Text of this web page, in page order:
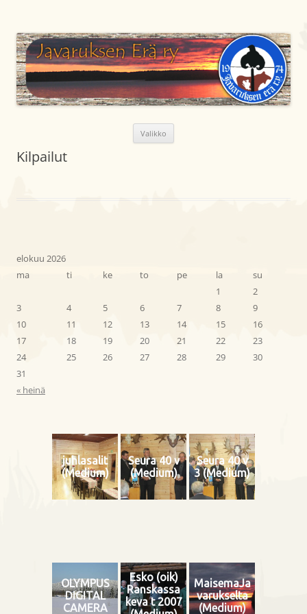
Valikko
Kilpailut
elokuu 2026
ma
ti ke to pe la
su
1
2
3
4 5 6 7 8
9
10
11 12 13 14 15
16
17
18 19 20 21 22
23
24
25 26 27 28 29
30
31
« heinä
juhlasalit
(Medium)
Seura 40 v
(Medium)
Seura 40 v
3 (Medium)
OLYMPUS
DIGITAL
CAMERA
Esko (oik)
Ranskassa
keva t 2007
MaisemaJa
varukselta
(Medium)